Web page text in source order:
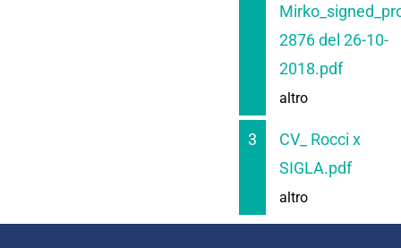
2876 del 26-10-
2018.pdf
altro
3
CV_ Rocci x
SIGLA.pdf
altro